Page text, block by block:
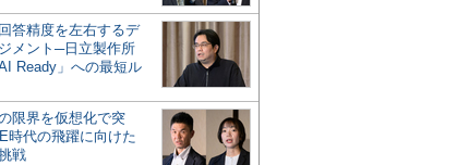
答精度を左右するデ
メント─日立製作所
Ready」への最短ル
限界を仮想化で突
時代の飛躍に向けた
戦